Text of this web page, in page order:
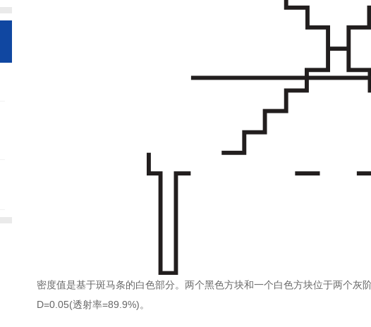
密度值是基于斑马条的白色部分。两个黑色方块和一个白色方块位于两个
D=0.05(透射率=89.9%)。